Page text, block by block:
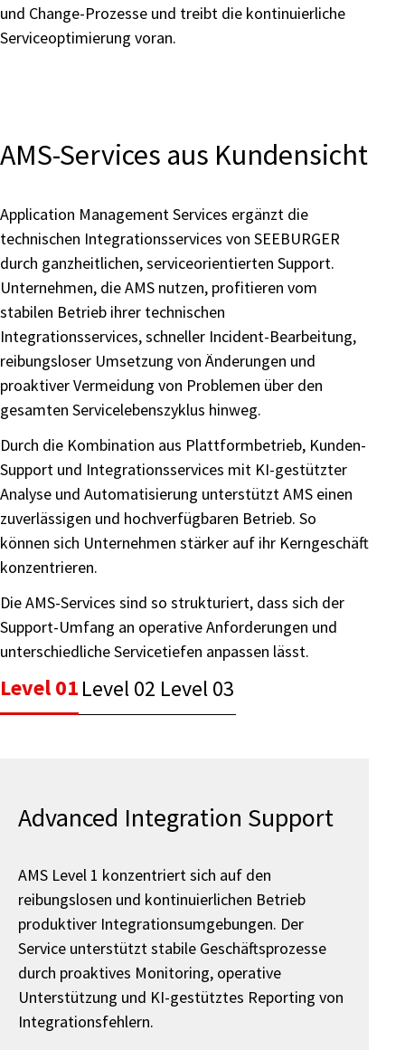
und Change-Prozesse und treibt die kontinuierliche
Serviceoptimierung voran.
AMS-Services aus Kundensicht
Application Management Services ergänzt die
technischen Integrationsservices von SEEBURGER
durch ganzheitlichen, serviceorientierten Support.
Unternehmen, die AMS nutzen, profitieren vom
stabilen Betrieb ihrer technischen
Integrationsservices, schneller Incident-Bearbeitung,
reibungsloser Umsetzung von Änderungen und
proaktiver Vermeidung von Problemen über den
gesamten Servicelebenszyklus hinweg.
Durch die Kombination aus Plattformbetrieb, Kunden-
Support und Integrationsservices mit KI-gestützter
Analyse und Automatisierung unterstützt AMS einen
zuverlässigen und hochverfügbaren Betrieb. So
können sich Unternehmen stärker auf ihr Kerngeschäft
konzentrieren.
Die AMS-Services sind so strukturiert, dass sich der
Support-Umfang an operative Anforderungen und
unterschiedliche Servicetiefen anpassen lässt.
Level 01Level 02 Level 03
Advanced Integration Support
AMS Level 1 konzentriert sich auf den
reibungslosen und kontinuierlichen Betrieb
produktiver Integrationsumgebungen. Der
Service unterstützt stabile Geschäftsprozesse
durch proaktives Monitoring, operative
Unterstützung und KI-gestütztes Reporting von
Integrationsfehlern.